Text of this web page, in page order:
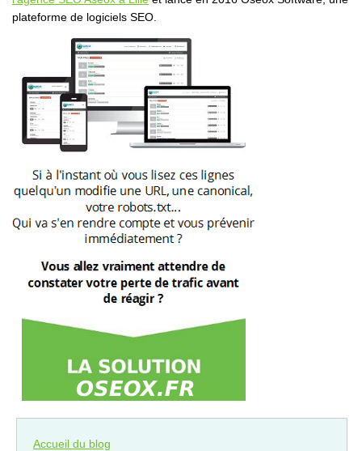
plateforme de logiciels SEO.
Accueil du blog